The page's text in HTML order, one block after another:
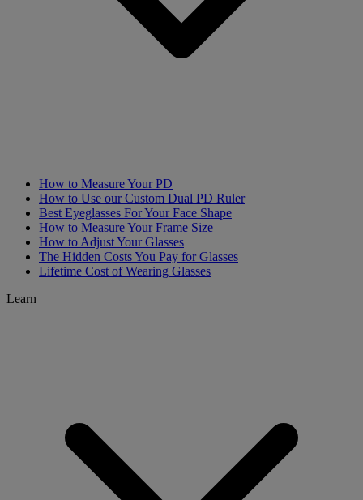
How to Measure Your PD
How to Use our Custom Dual PD Ruler
Best Eyeglasses For Your Face Shape
How to Measure Your Frame Size
How to Adjust Your Glasses
The Hidden Costs You Pay for Glasses
Lifetime Cost of Wearing Glasses
Learn